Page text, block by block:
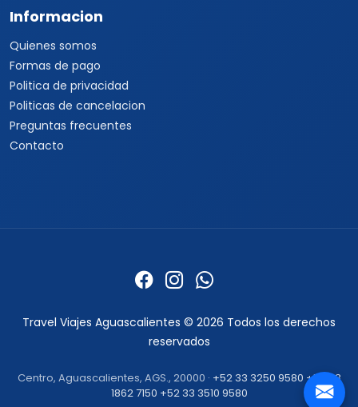
Informacion
Quienes somos
Formas de pago
Politica de privacidad
Politicas de cancelacion
Preguntas frecuentes
Contacto
Travel Viajes Aguascalientes © 2026 Todos los derechos
reservados
Centro, Aguascalientes, AGS., 20000 · +52 33 3250 9580 +52 33
1862 7150 +52 33 3510 9580